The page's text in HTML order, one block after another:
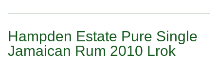
Hampden Estate Pure Single
Jamaican Rum 2010 Lrok